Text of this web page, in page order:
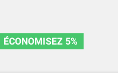
ÉCONOMISEZ 5%